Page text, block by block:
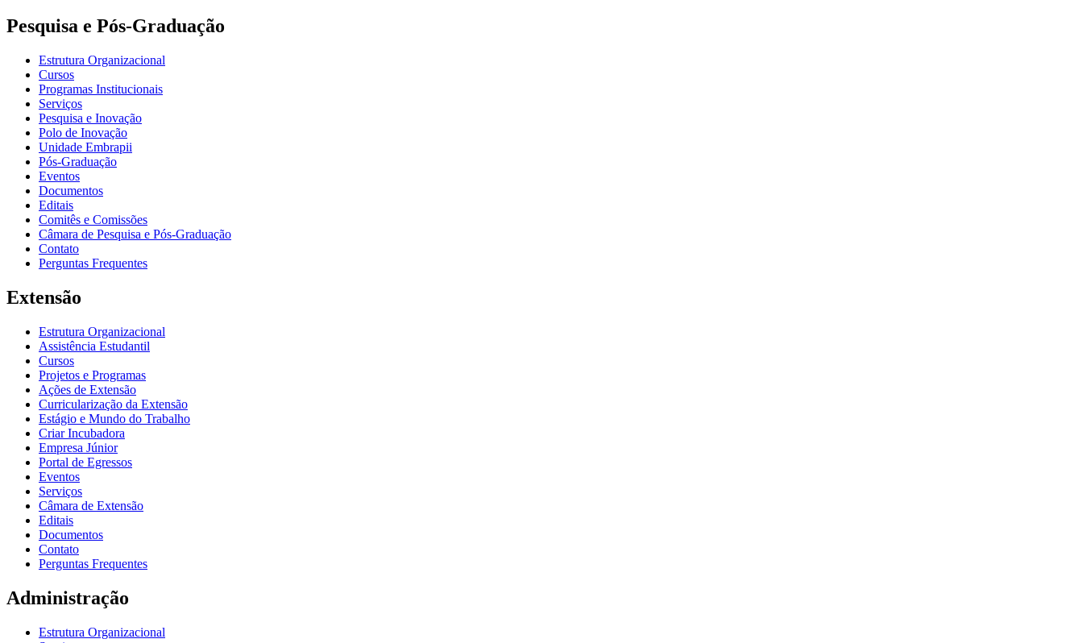
Pesquisa e Pós-Graduação
Estrutura Organizacional
Cursos
Programas Institucionais
Serviços
Pesquisa e Inovação
Polo de Inovação
Unidade Embrapii
Pós-Graduação
Eventos
Documentos
Editais
Comitês e Comissões
Câmara de Pesquisa e Pós-Graduação
Contato
Perguntas Frequentes
Extensão
Estrutura Organizacional
Assistência Estudantil
Cursos
Projetos e Programas
Ações de Extensão
Curricularização da Extensão
Estágio e Mundo do Trabalho
Criar Incubadora
Empresa Júnior
Portal de Egressos
Eventos
Serviços
Câmara de Extensão
Editais
Documentos
Contato
Perguntas Frequentes
Administração
Estrutura Organizacional